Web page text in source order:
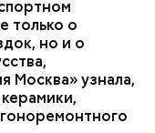
только о
но и о
Москва» узнала,